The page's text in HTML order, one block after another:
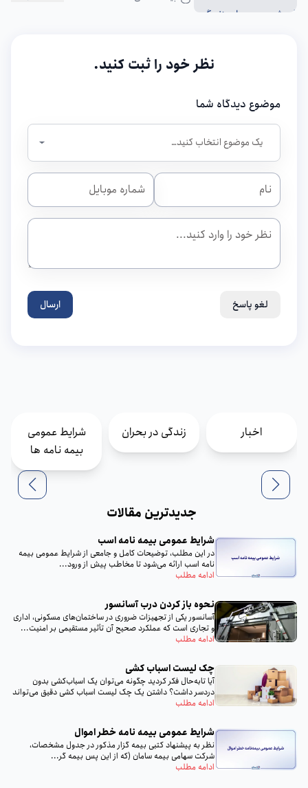
نظر خود را ثبت کنید.
موضوع دیدگاه شما
لغو پاسخ ارسال
اخبار زندگی در بحران
شرایط عمومی
بیمه نامه ها
جدیدترین مقالات
شرایط عمومی بیمه نامه اسب
در این مطلب، توضیحات کامل و جامعی از شرایط عمومی بیمه
نامه اسب ارائه می‌شود تا مخاطب پیش از ورود...
ادامه مطلب
نحوه باز کردن درب آسانسور
آسانسور یکی از تجهیزات ضروری در ساختمان‌های مسکونی، اداری
و تجاری است که عملکرد صحیح آن تأثیر مستقیمی بر امنیت...
ادامه مطلب
چک لیست اسباب‌ کشی
آیا تا‌به‌حال فکر کردید چگونه می‌توان یک اسباب‌کشی بدون
دردسر داشت؟ داشتن یک چک لیست اسباب‌ کشی دقیق می‌تواند
تمام...
ادامه مطلب
شرایط عمومی بیمه‌ نامه خطر اموال
نظر به پيشنهاد كتبى بيمه گزار مذكور در جدول مشخصات،
شركت سهامى بيمه سامان (كه از اين پس بيمه گر...
ادامه مطلب